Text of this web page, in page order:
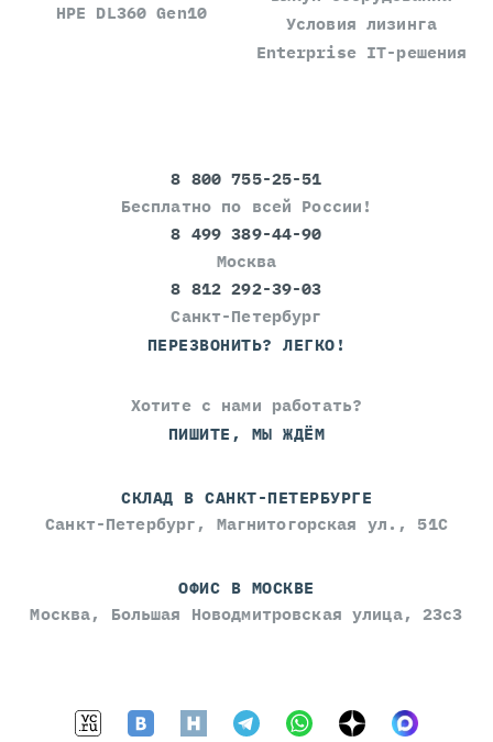
HPE DL360 Gen10
Условия лизинга
Enterprise IT-решения
8 800 755-25-51
Бесплатно по всей России!
8 499 389-44-90
Москва
8 812 292-39-03
Санкт-Петербург
ПЕРЕЗВОНИТЬ? ЛЕГКО!
Хотите с нами работать?
ПИШИТЕ, МЫ ЖДЁМ
СКЛАД В САНКТ-ПЕТЕРБУРГЕ
Санкт-Петербург, Магнитогорская ул., 51С
ОФИС В МОСКВЕ
Москва, Большая Новодмитровская улица, 23с3